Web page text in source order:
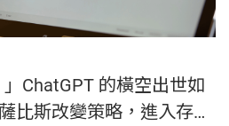
」ChatGPT 的橫空出世如
比斯改變策略，進入存亡